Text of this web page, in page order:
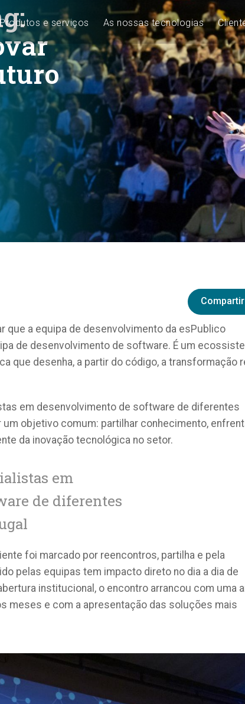
Produtos e serviços As nossas tecnologias
Compartir
que a equipa de desenvolvimento da esPublico
de desenvolvimento de software. É um
que desenha, a partir do código, a transformação
em desenvolvimento de software de diferentes
um objetivo comum: partilhar conhecimento,
da inovação tecnológica no setor.
em
de diferentes
foi marcado por reencontros, partilha e pela
pelas equipas tem impacto direto no dia a dia de
institucional, o encontro arrancou com uma
meses e com a apresentação das soluções mais